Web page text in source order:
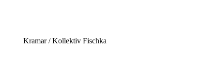
Kramar / Kollektiv Fischka